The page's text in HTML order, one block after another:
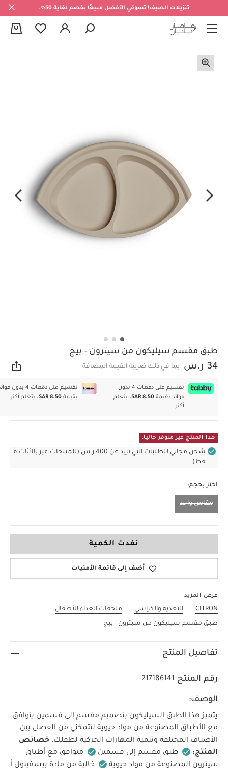
تنزيلات الصيف! تسوقي الأفضل مبيعًا بخصم لغاية 50%.
طبق مقسم سيليكون من سيترون - بيج
34 ر.س بما في ذلك ضريبة القيمة المضافة
تقسيم على دفعات 4 بدون
فوائد بقيمة SAR 8.50.
يتعلم
أكثر
تقسيم على دفعات 4 بدون
بقيمةSAR 8.50. يتعلم أكثر
هذا المنتج غير متوفر حاليا.
شحن مجاني للطلبات التي تزيد عن 400 ر.س (للمنتجات غير بالأثاث ف
قط)
اختر بحجم:
مقاس واحد
نفدت الكمية
أضف إلى قائمة الأمنيات
عرض المزيد
CITRON التغذية والكراسي
ملحقات الغذاء للأطفال
طبق مقسم سيليكون من سيترون - بيج
تفاصيل المنتج
رقم المنتج 217186141
الوصف:
يتميز هذا الطبق السيليكون بتصميم مقسم إلى قسمين يتوافق
مع الأطباق المصنوعة من مواد حيوية لتتمكني من الفصل بين
الأصناف المختلفة وتنمية المهارات الحركية لطفلك. خصائص
المنتج:
طبق مقسم إلى قسمين
متوافق مع أطباق
سيترون المصنوعة من مواد حيوية
خالية من مادة بيسفينول أ